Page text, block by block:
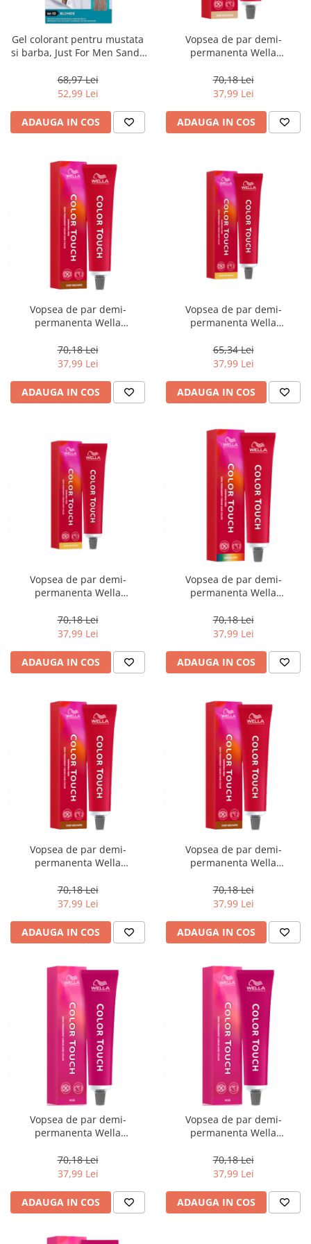
Gel colorant pentru mustata
si barba, Just For Men Sandy
68,97 Lei
52,99 Lei
ADAUGA IN COS
Vopsea de par demi-
permanenta Wella
Cherry 10/0, 60 ml
70,18 Lei
37,99 Lei
ADAUGA IN COS
Vopsea de par demi-
permanenta Wella
9/75, 60 ml
70,18 Lei
37,99 Lei
ADAUGA IN COS
Vopsea de par demi-
permanenta Wella
5/97, Castaniu Deschis Perlat
Castaniu, 60 ml
65,34 Lei
37,99 Lei
ADAUGA IN COS
Vopsea de par demi-
permanenta Wella
60 ml
70,18 Lei
37,99 Lei
ADAUGA IN COS
Vopsea de par demi-
permanenta Wella
0/45, 60 ml
70,18 Lei
37,99 Lei
ADAUGA IN COS
Vopsea de par demi-
permanenta Wella
10/73, 60 ml
70,18 Lei
37,99 Lei
ADAUGA IN COS
Vopsea de par demi-
permanenta Wella
6/73, 60 ml
70,18 Lei
37,99 Lei
ADAUGA IN COS
Vopsea de par demi-
permanenta Wella
Plus 55/03, 60 ml
70,18 Lei
37,99 Lei
ADAUGA IN COS
Vopsea de par demi-
permanenta Wella
Plus 55/07, 60 ml
70,18 Lei
37,99 Lei
ADAUGA IN COS